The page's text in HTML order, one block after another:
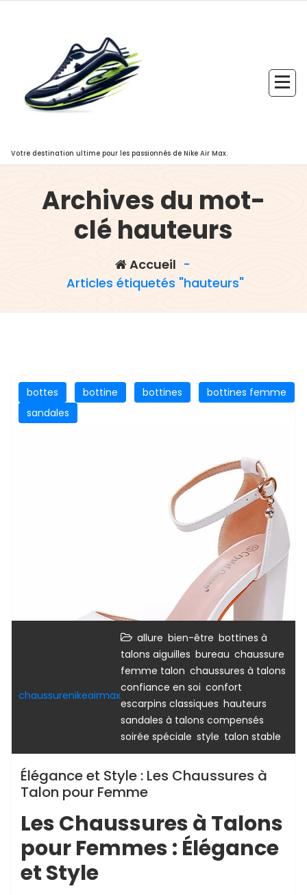
Votre destination ultime pour les passionnés de Nike Air Max.
Archives du mot-
clé hauteurs
Accueil -
Articles étiquetés "hauteurs"
bottes bottine bottines
bottines femme
sandales
chaussurenikeairmax
allure bien-être bottines à
talons aiguilles bureau chaussure
femme talon chaussures à talons
confiance en soi confort
escarpins classiques hauteurs
sandales à talons compensés
soirée spéciale style talon stable
Élégance et Style : Les Chaussures à
Talon pour Femme
Les Chaussures à Talons
pour Femmes : Élégance
et Style